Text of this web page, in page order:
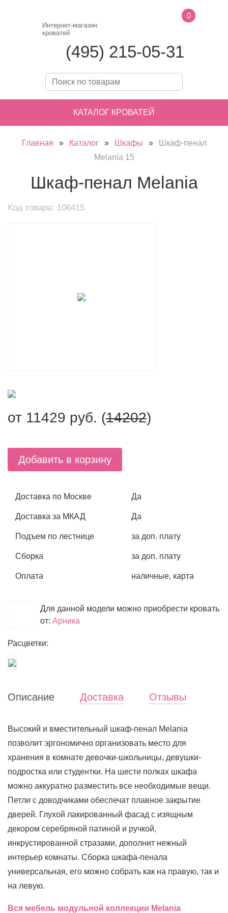
Интернет-магазин
кроватей
(495) 215-05-31
0
КАТАЛОГ КРОВАТЕЙ
Главная » Каталог » Шкафы »
Шкаф-пенал
Melania 15
Шкаф-пенал Melania
Код товара: 106415
от 11429 руб. (14202)
Добавить в корзину
Доставка по Москве Да
Доставка за МКАД Да
Подъем по лестнице за доп. плату
Сборка за доп. плату
Оплата наличные, карта
Для данной модели можно приобрести кровать
от: Арника
Расцветки:
Описание Доставка Отзывы
Высокий и вместительный шкаф-пенал Melania
позволит эргономично организовать место для
хранения в комнате девочки-школьницы, девушки-
подростка или студентки. На шести полках шкафа
можно аккуратно разместить все необходимые вещи.
Петли с доводчиками обеспечат плавное закрытие
дверей. Глухой лакированный фасад с изящным
декором серебряной патиной и ручкой,
инкрустированной стразами, дополнит нежный
интерьер комнаты. Сборка шкафа-пенала
универсальная, его можно собрать как на правую, так и
на левую.
Вся мебель модульной коллекции Melania